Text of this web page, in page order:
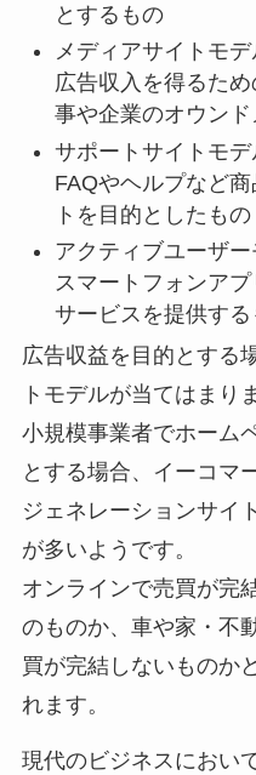
とするもの
メディアサイトモデ
広告収入を得るた
事や企業のオウン
サポートサイトモデ
FAQやヘルプなど
トを目的としたもの
アクティブユーザー
スマートフォンア
サービスを提供する
広告収益を目的とする
トモデルが当てはまり
小規模事業者でホーム
とする場合、イーコマ
ジェネレーションサイ
が多いようです。
オンラインで売買が完
のものか、車や家・不
買が完結しないものか
れます。
現代のビジネスにおい